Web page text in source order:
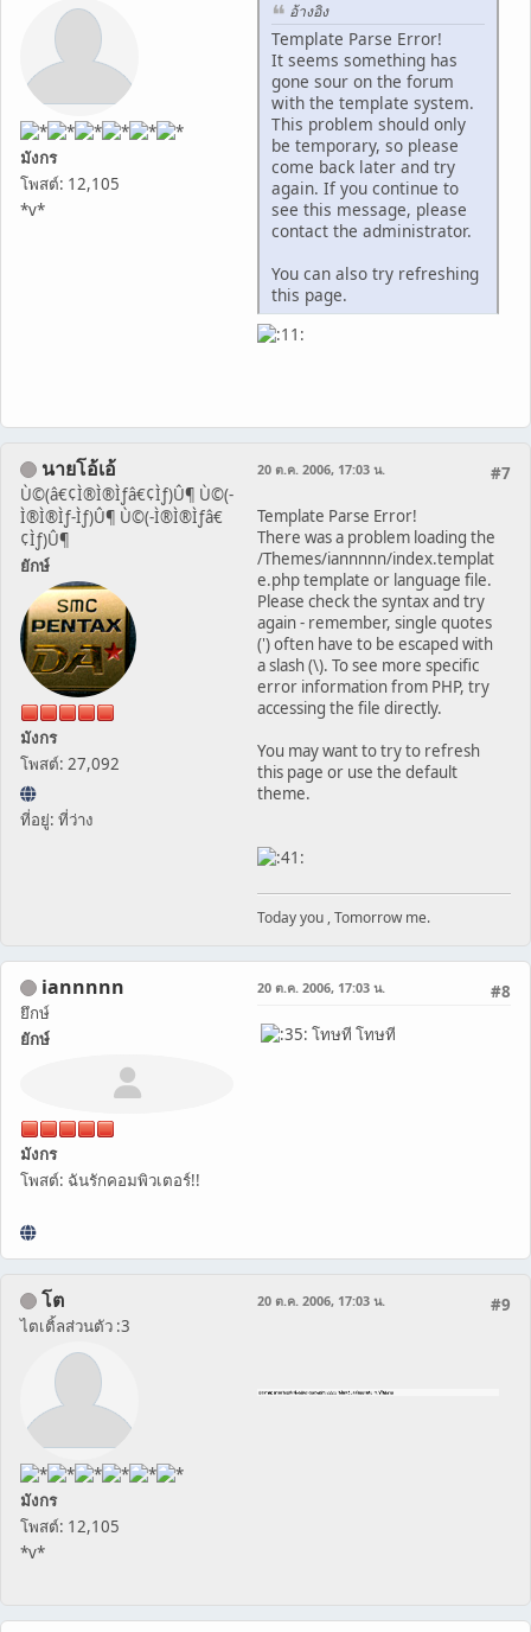
มังกร
โพสต์: 12,105
*v*
อ้างอิง
Template Parse Error!
It seems something has
gone sour on the forum
with the template system.
This problem should only
be temporary, so please
come back later and try
again. If you continue to
see this message, please
contact the administrator.
You can also try refreshing
this page.
นายโอ้เอ้
Ù©(â€¢Ì®Ì®Ìƒâ€¢Ìƒ)Û¶ Ù©(-
Ì®Ì®Ìƒ-Ìƒ)Û¶ Ù©(-Ì®Ì®Ìƒâ€
¢Ìƒ)Û¶
ยักษ์
มังกร
โพสต์: 27,092
ที่อยู่: ที่ว่าง
#7
20 ต.ค. 2006, 17:03 น.
Template Parse Error!
There was a problem loading the
/Themes/iannnnn/index.templat
e.php template or language file.
Please check the syntax and try
again - remember, single quotes
(') often have to be escaped with
a slash (\). To see more specific
error information from PHP, try
accessing the file directly.
You may want to try to refresh
this page or use the default
theme.
Today you , Tomorrow me.
iannnnn
ยึกษ์
ยักษ์
มังกร
โพสต์: ฉันรักคอมพิวเตอร์!!
#8
20 ต.ค. 2006, 17:03 น.
โทษที โทษที
โต
ไตเติ้ลส่วนตัว :3
มังกร
โพสต์: 12,105
*v*
#9
20 ต.ค. 2006, 17:03 น.